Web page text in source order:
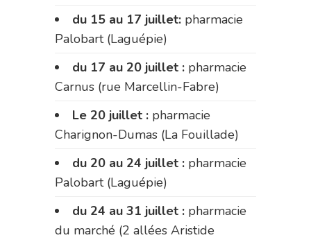
du 15 au 17 juillet: pharmacie
Palobart (Laguépie)
du 17 au 20 juillet : pharmacie
Carnus (rue Marcellin-Fabre)
Le 20 juillet : pharmacie
Charignon-Dumas (La Fouillade)
du 20 au 24 juillet : pharmacie
Palobart (Laguépie)
du 24 au 31 juillet : pharmacie
du marché (2 allées Aristide